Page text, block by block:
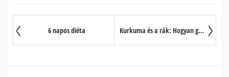
6 napos diéta Kurkuma és a rák: Hogyan gyógyíthatja egy fűszer a rettegett kórt?